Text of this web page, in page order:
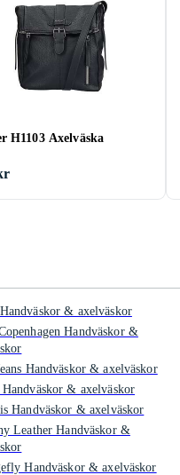
H1103 Axelväska
& axelväskor
Handväskor &
Handväskor & axelväskor
Handväskor & axelväskor
Handväskor & axelväskor
Leather Handväskor &
Handväskor & axelväskor